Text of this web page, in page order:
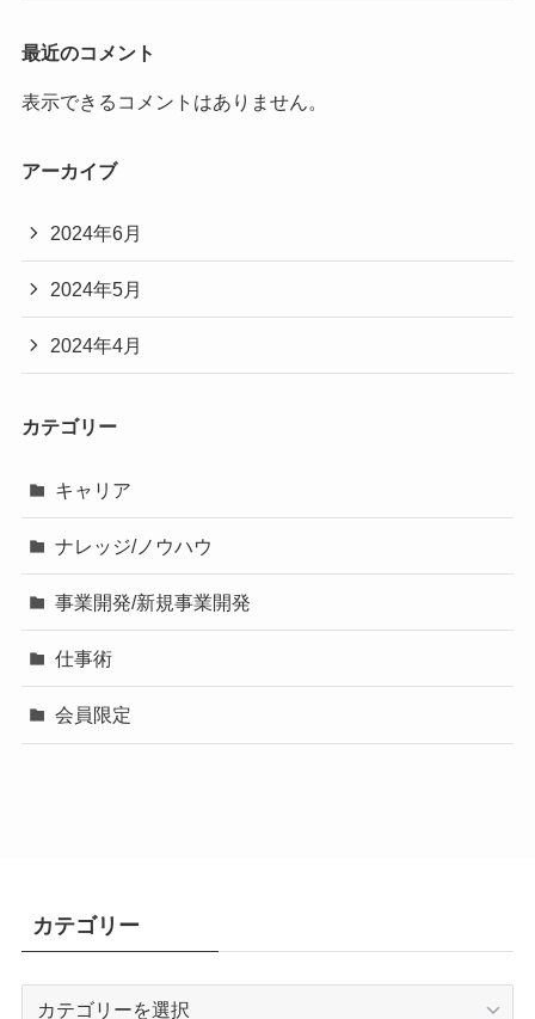
最近のコメント
表示できるコメントはありません。
アーカイブ
2024年6月
2024年5月
2024年4月
カテゴリー
キャリア
ナレッジ/ノウハウ
事業開発/新規事業開発
仕事術
会員限定
カテゴリー